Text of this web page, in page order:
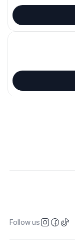
Follow us